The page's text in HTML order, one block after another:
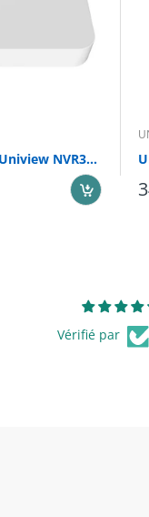
Enregistreur vidéo Uniview NVR301-08LS3-P8
Vérifié par